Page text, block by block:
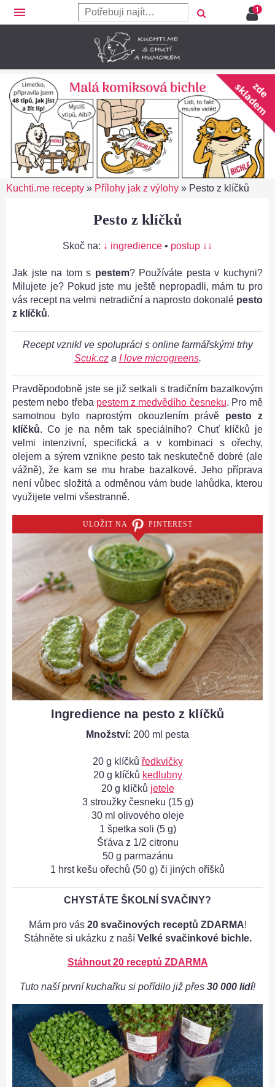
menu
Kuchti.me recepty » Přílohy jak z výlohy » Pesto z klíčků
Pesto z klíčků
Skoč na: ↓ ingredience • postup ↓↓
Jak jste na tom s pestem? Používáte pesta v kuchyni?
Milujete je? Pokud jste mu ještě nepropadli, mám tu pro
vás recept na velmi netradiční a naprosto dokonalé pesto
z klíčků.
Recept vznikl ve spolupráci s online farmářskými trhy
Scuk.cza I love microgreens.
Pravděpodobně jste se již setkali s tradičním bazalkovým
pestem nebo třeba pestem z medvědího česneku. Pro mě
samotnou bylo naprostým okouzlením právě pesto z
klíčků. Co je na něm tak speciálního? Chuť klíčků je
velmi intenzivní, specifická a v kombinaci s ořechy,
olejem a sýrem vznikne pesto tak neskutečně dobré (ale
vážně), že kam se mu hrabe bazalkové. Jeho příprava
není vůbec složitá a odměnou vám bude lahůdka, kterou
využijete velmi všestranně.
ULOŽIT NA PINTEREST
Ingredience na pesto z klíčků
Množství: 200 ml pesta
20 g klíčků ředkvičky
20 g klíčků kedlubny
20 g klíčků jetele
3 stroužky česneku (15 g)
30 ml olivového oleje
1 špetka soli (5 g)
Šťáva z 1/2 citronu
50 g parmazánu
1 hrst kešu ořechů (50 g) či jiných oříšků
CHYSTÁTE ŠKOLNÍ SVAČINY?
Mám pro vás 20 svačinových receptů ZDARMA!
Stáhněte si ukázku z naší Velké svačinkové bichle.
Stáhnout 20 receptů ZDARMA
Tuto naší první kuchařku si pořídilo již přes 30 000 lidí!